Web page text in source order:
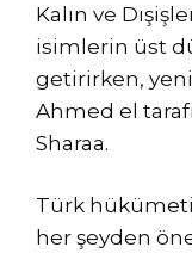
Kalın ve
isimlerin üst
getirirken,
Ahmed el
Sharaa.
Türk
her şeyden